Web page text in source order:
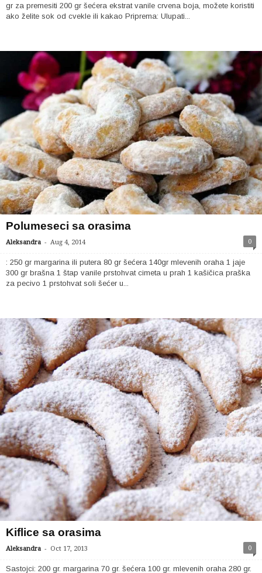
gr za premesiti 200 gr šećera ekstrat vanile crvena boja, možete koristiti
ako želite sok od cvekle ili kakao Priprema: Ulupati...
Polumeseci sa orasima
Aleksandra - Aug 4, 2014 0
: 250 gr margarina ili putera 80 gr šećera 140gr mlevenih oraha 1 jaje
300 gr brašna 1 štap vanile prstohvat cimeta u prah 1 kašičica praška
za pecivo 1 prstohvat soli šećer u...
Kiflice sa orasima
Aleksandra - Oct 17, 2013 0
Sastojci: 200 gr. margarina 70 gr. šećera 100 gr. mlevenih oraha 280 gr.